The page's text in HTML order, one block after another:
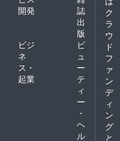
開発
誌
出
版
ビジ
ネ
ス・
起業
ビ
ュ
ー
テ
ィ
ー
・
ヘ
ル
ク
ラ
ウ
ド
フ
ァ
ン
デ
ィ
ン
グ
と